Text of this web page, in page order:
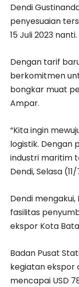
Dendi
penyesuaian
15 Juli 2023 nanti.
Dengan tarif
berkomitmen
bongkar muat
Ampar.
“Kita ingin
logistik. Dengan
industri maritim
Dendi, Selasa
Dendi
fasilitas
ekspor Kota
Badan Pusat
kegiatan ekspor
mencapai USD